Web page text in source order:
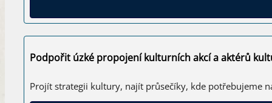
Podpořit úzké propojení kulturních akcí a aktérů
Projít strategii kultury, najít průsečíky, kde potřebujeme